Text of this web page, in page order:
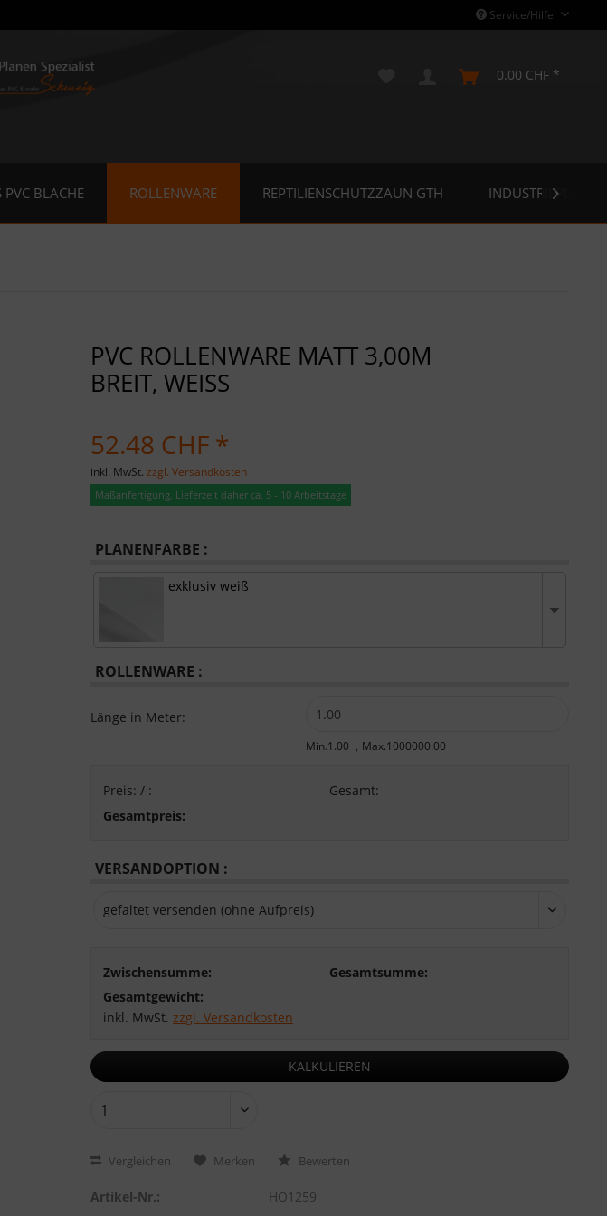
Service/Hilfe
0.00 CHF *
PVC BLACHE ROLLENWARE REPTILIENSCHUTZZAUN GTH INDUSTRIEPLANE

PVC ROLLENWARE MATT 3,00M
BREIT, WEISS
52.48 CHF *
inkl. MwSt. zzgl. Versandkosten
Maßanfertigung, Lieferzeit daher ca. 5 - 10 Arbeitstage
PLANENFARBE :
exklusiv weiß
ROLLENWARE :
Länge in Meter:
Min.1.00 Max.1000000.00
Preis: / : Gesamt:
Gesamtpreis:
VERSANDOPTION :
Zwischensumme:
Gesamtsumme:
Gesamtgewicht:
inkl. MwSt. zzgl. Versandkosten
KALKULIEREN
Vergleichen Merken Bewerten
Artikel-Nr.: HO1259